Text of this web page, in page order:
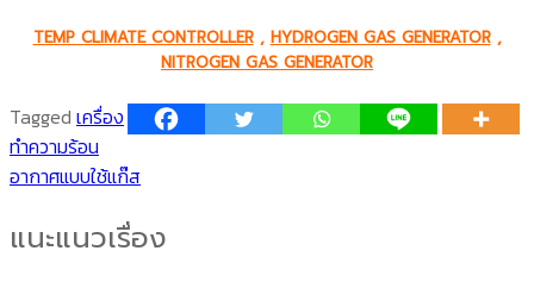
TEMP CLIMATE CONTROLLER, HYDROGEN GAS GENERATOR,
NITROGEN GAS GENERATOR
Tagged เครื่อง
ทำความร้อน
อากาศแบบใช้แก๊ส
แนะแนวเรื่อง